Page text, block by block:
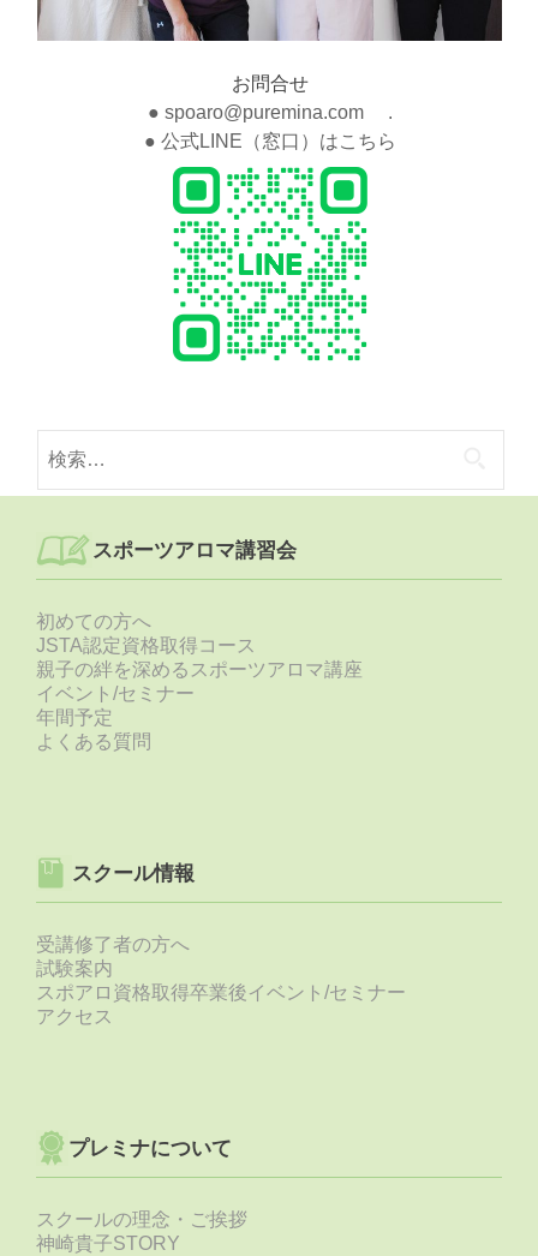
お問合せ
● spoaro@puremina.com .
● 公式LINE（窓口）はこちら
索:
スポーツアロマ講習会
初めての方へ
JSTA認定資格取得コース
親子の絆を深めるスポーツアロマ講座
イベント/セミナー
年間予定
よくある質問
スクール情報
受講修了者の方へ
試験案内
スポアロ資格取得卒業後イベント/セミナー
アクセス
プレミナについて
スクールの理念・ご挨拶
神崎貴子STORY